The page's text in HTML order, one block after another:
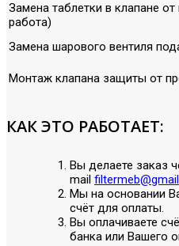
Замена таблетки в клапане от
работа)
Замена шарового вентиля
Монтаж клапана защиты от
КАК ЭТО РАБОТАЕТ:
Вы делаете заказ
mail
Мы на основании
счёт для оплаты.
Вы оплачиваете
банка или Вашего